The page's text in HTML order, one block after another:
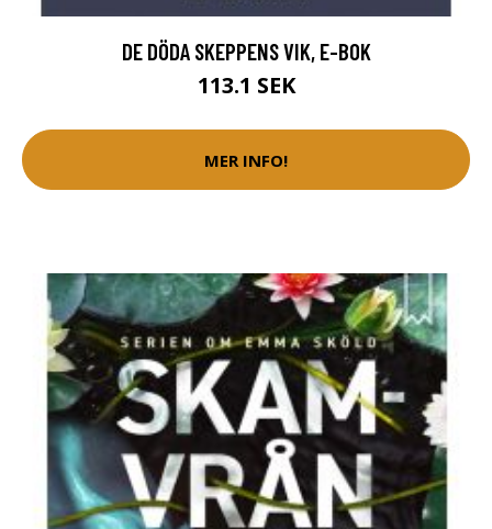
DE DÖDA SKEPPENS VIK, E-BOK
113.1 SEK
MER INFO!